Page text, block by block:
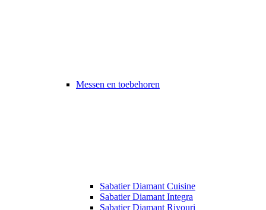
Messen en toebehoren
Sabatier Diamant Cuisine
Sabatier Diamant Integra
Sabatier Diamant Riyouri